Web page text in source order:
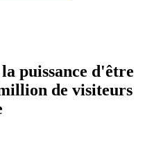
puissance d'être
de visiteurs